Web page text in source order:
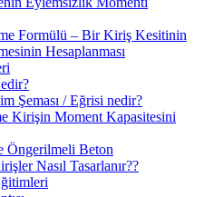
Formülü – Bir Kiriş Kesitinin
Hesaplanması
Şeması / Eğrisi nedir?
Kirişin Moment Kapasitesini
Öngerilmeli Beton
Nasıl Tasarlanır??